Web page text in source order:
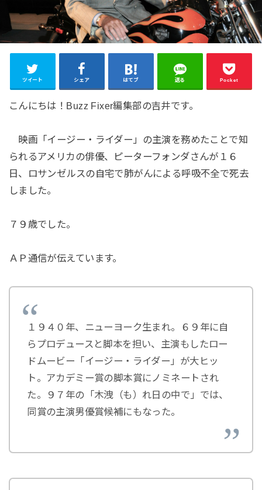
ツイート シェア はてブ 送る Pocket
こんにちは！Buzz Fixer編集部の吉井です。
映画「イージー・ライダー」の主演を務めたことで知
られるアメリカの俳優、ピーターフォンダさんが１６
日、ロサンゼルスの自宅で肺がんによる呼吸不全で死去
しました。
７９歳でした。
ＡＰ通信が伝えています。
１９４０年、ニューヨーク生まれ。６９年に自
らプロデュースと脚本を担い、主演もしたロー
ドムービー「イージー・ライダー」が大ヒッ
ト。アカデミー賞の脚本賞にノミネートされ
た。９７年の「木洩（も）れ日の中で」では、
同賞の主演男優賞候補にもなった。